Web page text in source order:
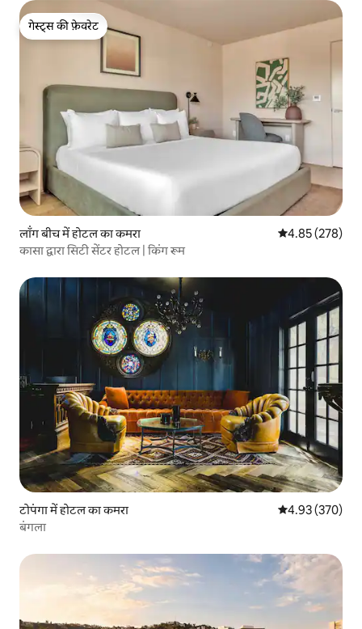
गेस्ट्स की फ़ेवरेट
गेस्ट्स की फ़ेवरेट
लॉंग बीच में होटल का कमरा औसत रेटिंग 5 में से
4.85 (278)
कासा द्वारा सिटी सेंटर होटल | किंग रूम
टोपंगा में होटल का कमरा औसत रेटिंग 5 में से
4.93 (370)
बंगला